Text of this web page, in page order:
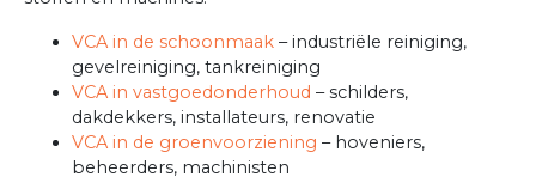
VCA in de schoonmaak – industriële reiniging,
gevelreiniging, tankreiniging
VCA in vastgoedonderhoud – schilders,
dakdekkers, installateurs, renovatie
VCA in de groenvoorziening – hoveniers,
beheerders, machinisten